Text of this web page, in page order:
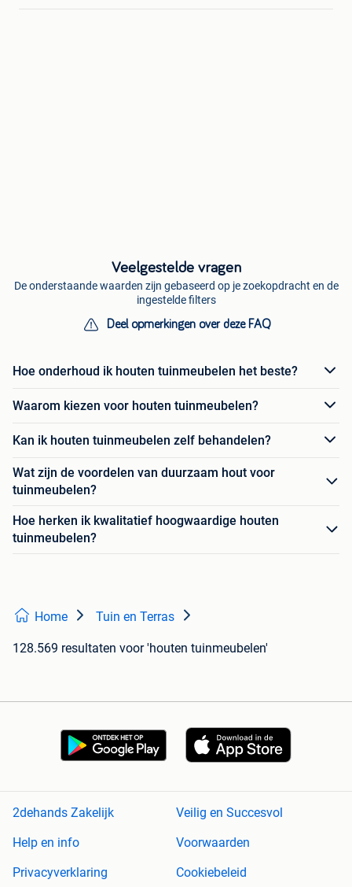
Veelgestelde vragen
De onderstaande waarden zijn gebaseerd op je zoekopdracht en de
ingestelde filters
Deel opmerkingen over deze FAQ
Hoe onderhoud ik houten tuinmeubelen het beste?
Waarom kiezen voor houten tuinmeubelen?
Kan ik houten tuinmeubelen zelf behandelen?
Wat zijn de voordelen van duurzaam hout voor
tuinmeubelen?
Hoe herken ik kwalitatief hoogwaardige houten
tuinmeubelen?
Home Tuin en Terras
128.569 resultaten voor 'houten tuinmeubelen'
2dehands Zakelijk
Veilig en Succesvol
Help en info
Voorwaarden
Privacyverklaring
Cookiebeleid